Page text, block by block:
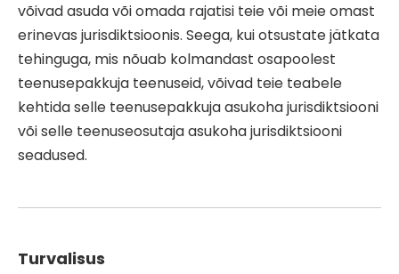
võivad asuda või omada rajatisi teie või meie omast
erinevas jurisdiktsioonis. Seega, kui otsustate jätkata
tehinguga, mis nõuab kolmandast osapoolest
teenusepakkuja teenuseid, võivad teie teabele
kehtida selle teenusepakkuja asukoha jurisdiktsiooni
või selle teenuseosutaja asukoha jurisdiktsiooni
seadused.
Turvalisus